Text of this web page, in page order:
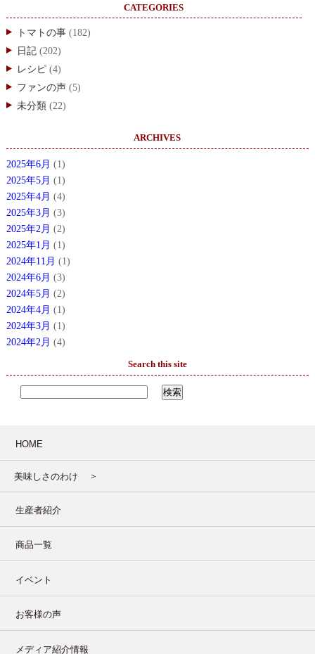
CATEGORIES
トマトの事(182)
日記(202)
レシピ(4)
ファンの声(5)
未分類 (22)
ARCHIVES
2025年6月 (1)
2025年5月 (1)
2025年4月 (4)
2025年3月 (3)
2025年2月 (2)
2025年1月 (1)
2024年11月 (1)
2024年6月 (3)
2024年5月 (2)
2024年4月 (1)
2024年3月 (1)
2024年2月 (4)
Search this site
HOME
美味しさのわけ
生産者紹介
商品一覧
イベント
お客様の声
メディア紹介情報